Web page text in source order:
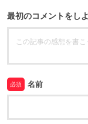
最初のコメントをし
必須 名前